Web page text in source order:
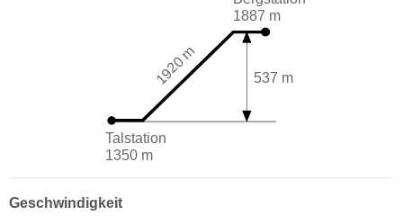
Talstation
1350 m
1887 m
537 m
1920 m
Geschwindigkeit